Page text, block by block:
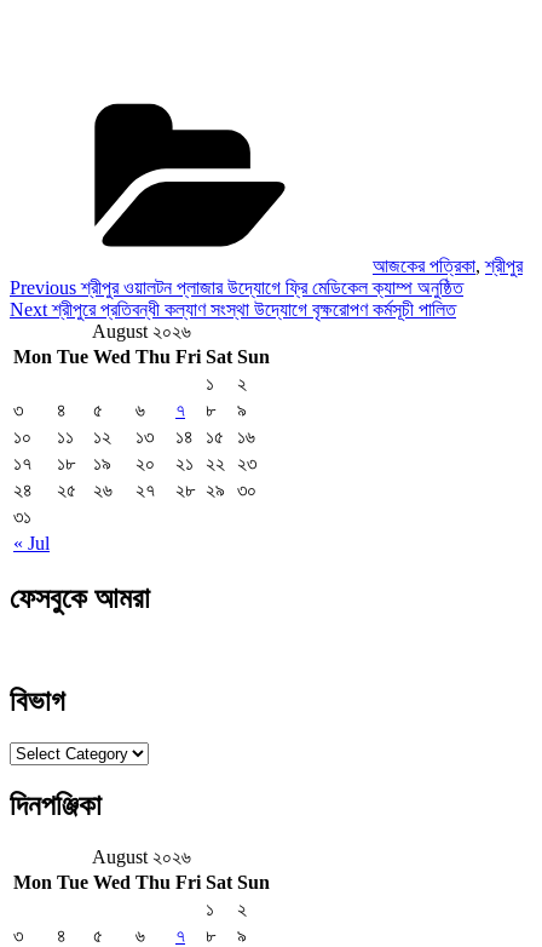
আজকের পত্রিকা,শ্রীপুর
Post
navigation
Previous
Post
Previousশ্রীপুর ওয়ালটন প্লাজার উদ্যোগে ফ্রি মেডিকেল ক্যাম্প অনুষ্ঠিত
Next
Next শ্রীপুরে প্রতিবন্ধী কল্যাণ সংস্থা উদ্যোগে বৃক্ষরোপণ কর্মসূচী পালিত
August ২০২৬
Mon Tue Wed Thu Fri Sat Sun
« Jul
১
২
৩
৪ ৫ ৬ ৭ ৮
৯
১০
১১ ১২ ১৩ ১৪ ১৫
১৬
১৭
১৮ ১৯ ২০ ২১ ২২
২৩
২৪
২৫ ২৬ ২৭ ২৮ ২৯
৩০
৩১
ফেসবুকে আমরা
বিভাগ
বিভাগ
দিনপঞ্জিকা
August ২০২৬
Mon Tue Wed Thu Fri Sat Sun
১
২
৩
৪ ৫ ৬ ৭ ৮
৯